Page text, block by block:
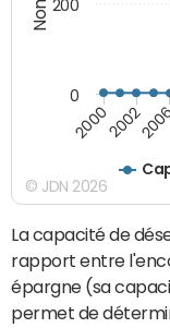
20002002
0
200
© JDN 2026
La capacité de
rapport entre
épargne (sa
permet de